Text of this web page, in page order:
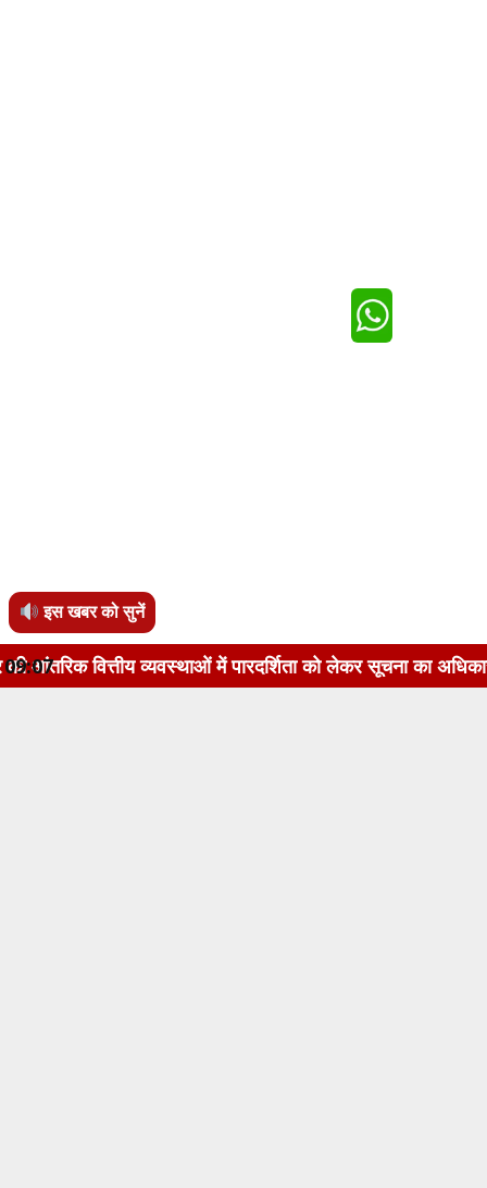
इस खबर को सुनें
में पारदर्शिता को लेकर सूचना का अधिकार अधिनियम,
09:07